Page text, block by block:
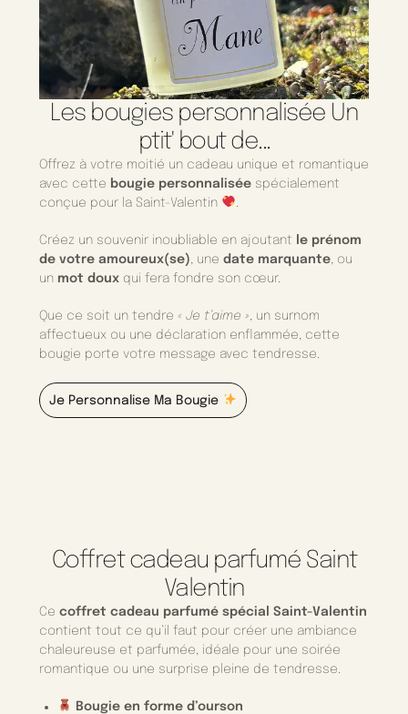
Les bougies personnalisée Un
ptit' bout de...
Offrez à votre moitié un cadeau unique et romantique
avec cette bougie personnaliséespécialement
conçue pour la Saint-Valentin
.
Créez un souvenir inoubliable en ajoutant
le prénom
de votre amoureux(se), une date marquante, ou
un mot douxqui fera fondre son cœur.
Que ce soit un tendre « Je t’aime », un surnom
affectueux ou une déclaration enflammée, cette
bougie porte votre message avec tendresse.
Je Personnalise Ma Bougie
Coffret cadeau parfumé Saint
Valentin
Ce coffret cadeau parfumé spécial Saint-Valentin
contient tout ce qu’il faut pour créer une ambiance
chaleureuse et parfumée, idéale pour une soirée
romantique ou une surprise pleine de tendresse.
Bougie en forme d’ourson